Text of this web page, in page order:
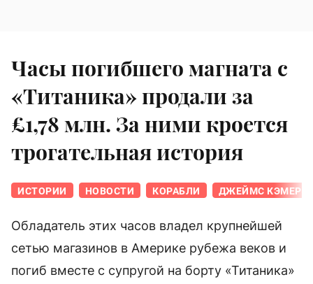
Часы погибшего магната с
«Титаника» продали за
£1,78 млн. За ними кроется
трогательная история
ИСТОРИИ НОВОСТИ КОРАБЛИ ДЖЕЙМС
Обладатель этих часов владел крупнейшей
сетью магазинов в Америке рубежа веков и
погиб вместе с супругой на борту «Титаника»